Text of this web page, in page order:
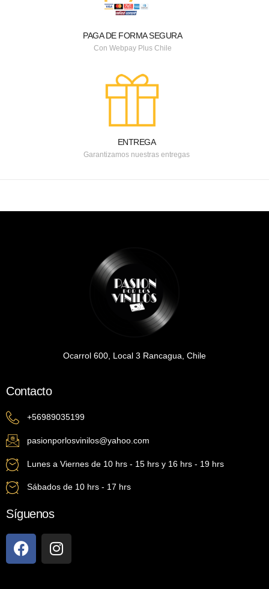
PAGA DE FORMA SEGURA
Con Webpay Plus Chile
ENTREGA
Garantizamos nuestras entregas
Ocarrol 600, Local 3 Rancagua, Chile
Contacto
+56989035199
pasionporlosvinilos@yahoo.com
Lunes a Viernes de 10 hrs - 15 hrs y 16 hrs - 19 hrs
Sábados de 10 hrs - 17 hrs
Síguenos